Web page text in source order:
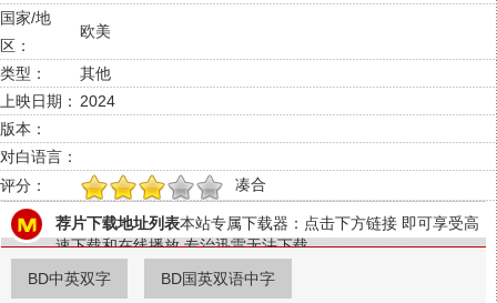
国家/地
区：
欧美
类型：
其他
上映日期： 2024
版本：
对白语言：
评分：
1 3 4 5 凑合
荐片下载地址列表本站专属下载器：点击下方链接 即可享受高
速下载和在线播放 专治迅雷无法下载
BD中英双字
BD国英双语中字